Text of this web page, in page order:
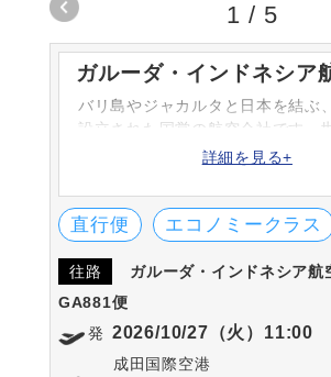
ガルーダ・インドネシア
バリ島やジャカルタと日本を結ぶ
設立された国営の航空会社です。
国、インドネシア国内の65都市を
詳細を見る+
直行便 エコノミークラス
往路
ガルーダ・インドネシア航
GA881便
発 2026/10/27（火）11:00
成田国際空港
1 / 5